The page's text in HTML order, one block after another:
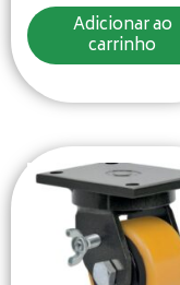
Adicionar ao
carrinho